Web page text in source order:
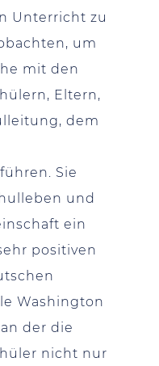
Unterricht zu
um
mit den
Eltern,
dem
Sie
und
ein
positiven
Washington
der die
nicht nur